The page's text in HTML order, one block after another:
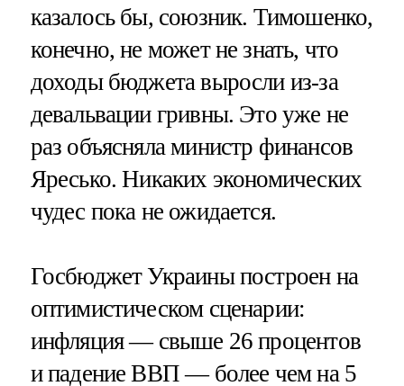
казалось бы, союзник. Тимошенко,
конечно, не может не знать, что
доходы бюджета выросли из-за
девальвации гривны. Это уже не
раз объясняла министр финансов
Яресько. Никаких экономических
чудес пока не ожидается.
Госбюджет Украины построен на
оптимистическом сценарии:
инфляция — свыше 26 процентов
и падение ВВП — более чем на 5